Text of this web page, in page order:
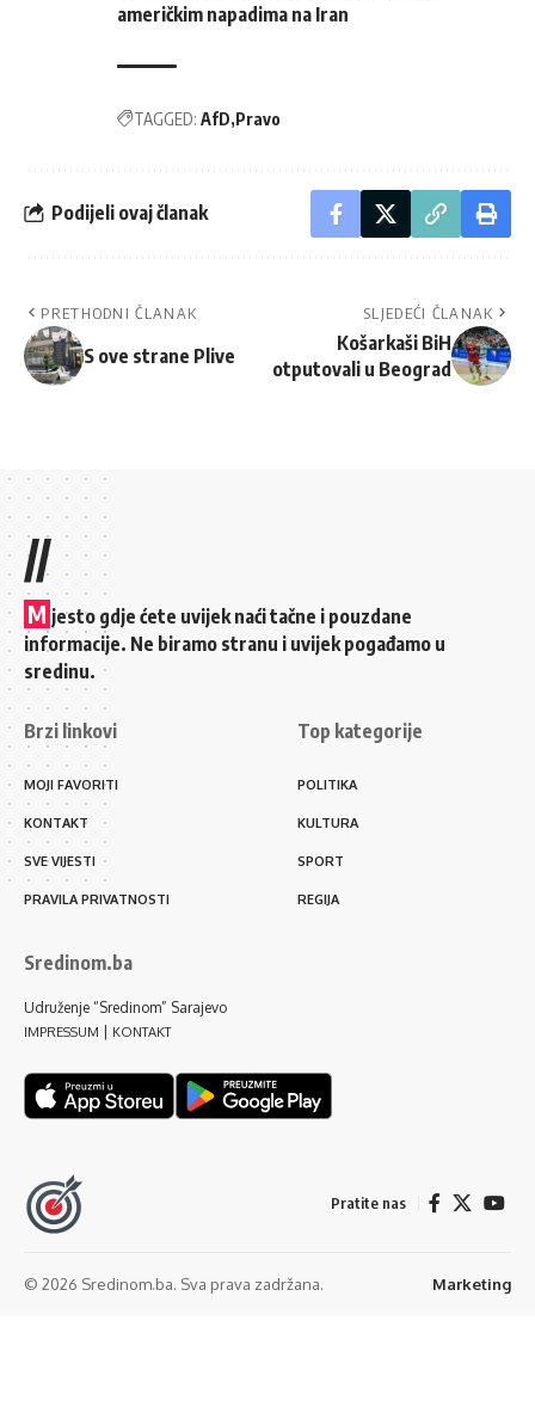
američkim napadima na Iran
TAGGED: AfD Pravo
Podijeli ovaj članak
PRETHODNI ČLANAK
S ove strane Plive
SLJEDEĆI ČLANAK
Košarkaši BiH
otputovali u Beograd
//
M jesto gdje ćete uvijek naći tačne i pouzdane
informacije. Ne biramo stranu i uvijek pogađamo u
sredinu.
Brzi linkovi
MOJI FAVORITI
KONTAKT
SVE VIJESTI
PRAVILA PRIVATNOSTI
Top kategorije
POLITIKA
KULTURA
SPORT
REGIJA
Sredinom.ba
Udruženje “Sredinom” Sarajevo
IMPRESSUM | KONTAKT
Pratite nas
© 2026 Sredinom.ba. Sva prava zadržana. Marketing